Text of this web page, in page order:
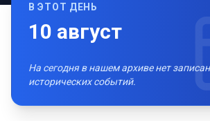
В ЭТОТ ДЕНЬ
10 август
На сегодня в нашем архиве нет
исторических событий.